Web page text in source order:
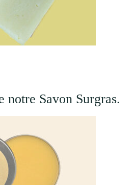
notre Savon Surgras.